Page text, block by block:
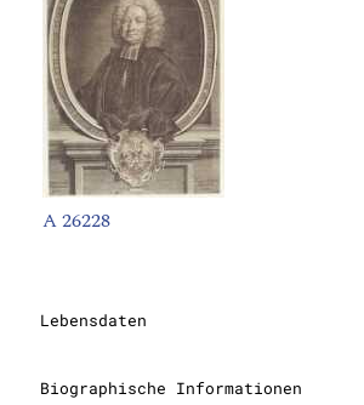
A 26228
Lebensdaten
Biographische Informationen